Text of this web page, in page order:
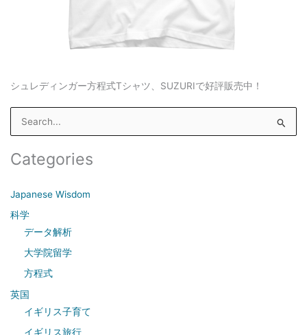
シュレディンガー方程式Tシャツ、SUZURIで好評販売中！
e
a
c
h
Categories
Japanese Wisdom
科学
データ解析
大学院留学
方程式
英国
イギリス子育て
イギリス旅行